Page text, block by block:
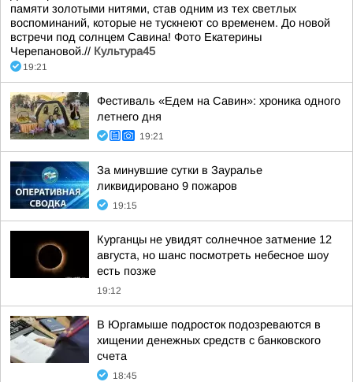
памяти золотыми нитями, став одним из тех светлых
воспоминаний, которые не тускнеют со временем. До новой
встречи под солнцем Савина! Фото Екатерины
Черепановой.// Культура45
19:21
Фестиваль «Едем на Савин»: хроника одного
летнего дня
19:21
За минувшие сутки в Зауралье
ликвидировано 9 пожаров
19:15
Курганцы не увидят солнечное затмение 12
августа, но шанс посмотреть небесное шоу
есть позже
19:12
В Юргамыше подросток подозреваются в
хищении денежных средств с банковского
счета
18:45